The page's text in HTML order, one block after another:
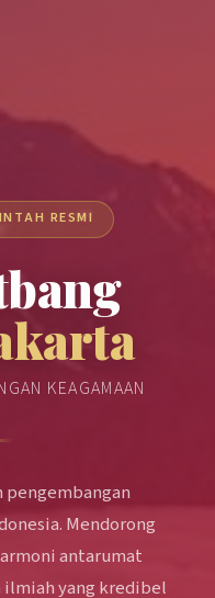
RESMI
KEAGAMAAN
pengembangan
Mendorong
antarumat
yang kredibel